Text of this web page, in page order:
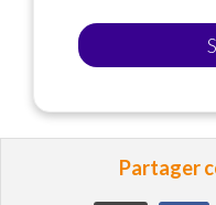
Partager